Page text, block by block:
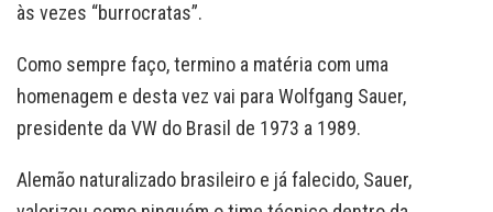
às vezes “burrocratas”.
Como sempre faço, termino a matéria com uma
homenagem e desta vez vai para Wolfgang Sauer,
presidente da VW do Brasil de 1973 a 1989.
Alemão naturalizado brasileiro e já falecido, Sauer,